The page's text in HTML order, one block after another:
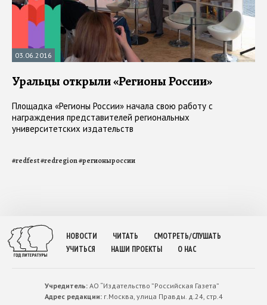
03.06.2016
Уральцы открыли «Регионы России»
Площадка «Регионы России» начала свою работу с
награждения представителей региональных
университетских издательств
#redfest#redregion#регионыроссии
НОВОСТИ ЧИТАТЬ
СМОТРЕТЬ/СЛУШАТЬ
УЧИТЬСЯ
НАШИ ПРОЕКТЫ О НАС
Учредитель:АО “Издательство ”Российская Газета”
Адрес редакции:г.Москва, улица Правды. д.24, стр.4